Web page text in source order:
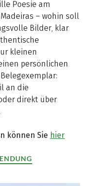
Poesie am
– wohin soll
Bilder, klar
kleinen
persönlichen
an die
direkt über
können Sie hier